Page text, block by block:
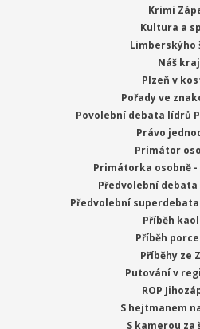
Krimi
Kultura a
Limberskýho
Náš kraj
Plzeň v
Pořady ve
Povolební debata lídrů
Právo
Primátor
Primátorka osobně -
Předvolební debata
Předvolební
Příběh
Příběh
Příběhy ze
Putování v
ROP
S hejtmanem
S kamerou za